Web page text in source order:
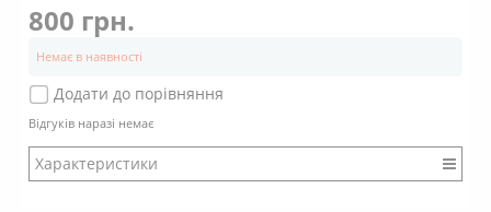
800 грн.
Немає в наявності
Додати до порівняння
Відгуків наразі немає
Характеристики